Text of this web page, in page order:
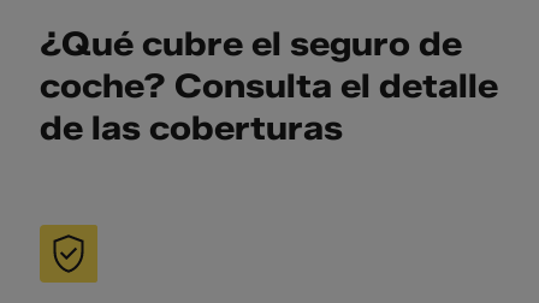
¿Qué cubre el seguro de
coche? Consulta el detalle
de las coberturas